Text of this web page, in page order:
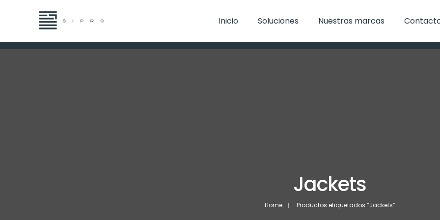
Inicio Soluciones Nuestras marcas
Jackets
Home Productos etiquetados “Jackets”